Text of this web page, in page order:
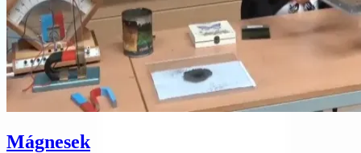
Mágnesek